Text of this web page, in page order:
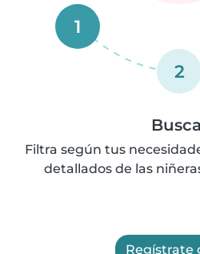
1
2
Filtra según tus
detallados de las
Regístrate